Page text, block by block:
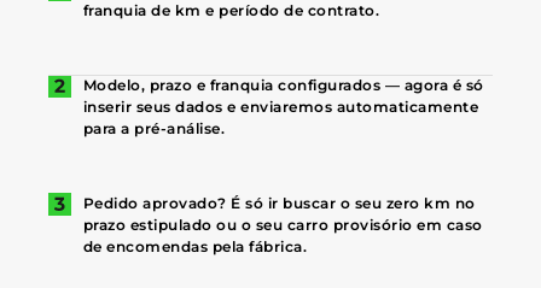
franquia de km e período de contrato.
Modelo, prazo e franquia configurados — agora é só
inserir seus dados e enviaremos automaticamente
para a pré-análise.
Pedido aprovado? É só ir buscar o seu zero km no
prazo estipulado ou o seu carro provisório em caso
de encomendas pela fábrica.